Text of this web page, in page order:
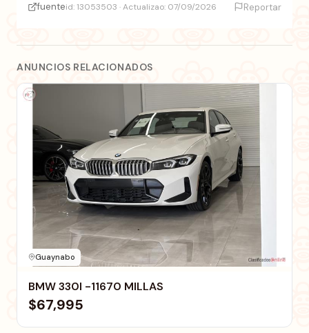
fuenteid: 13053503 · Actualizao: 07/09/2026 Reportar
ANUNCIOS RELACIONADOS
Guaynabo
BMW 330I -11670 MILLAS
$67,995